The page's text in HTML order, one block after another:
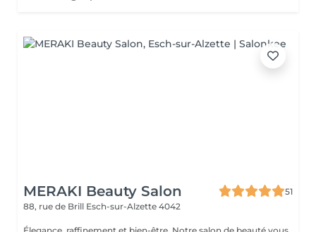
MERAKI Beauty Salon
51
88, rue de Brill Esch-sur-Alzette 4042